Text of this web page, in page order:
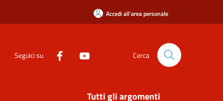
Accedi all'area personale
Seguici su Cerca
Tutti gli argomenti